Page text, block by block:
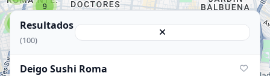
3
9
Resultados
(100)
Deigo Sushi Roma